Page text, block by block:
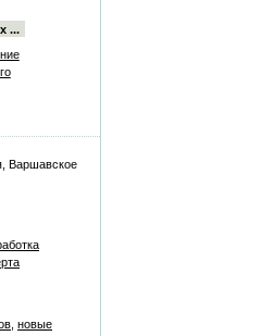
...
Варшавское
новые